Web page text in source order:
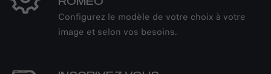
Configurez le modèle de votre choix à votre
image et selon vos besoins.